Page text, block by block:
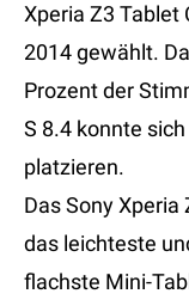
Xperia Z3
2014 gewählt.
Prozent der
S 8.4 konnte
platzieren.
Das Sony
das leichteste
flachste Mini-